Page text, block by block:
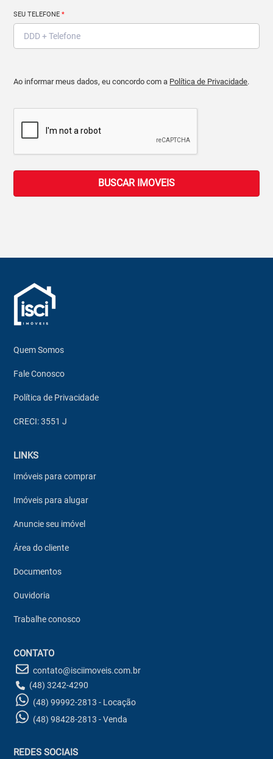
SEU TELEFONE*
Ao informar meus dados, eu concordo com a Política de Privacidade.
BUSCAR IMOVEIS
Quem Somos
Fale Conosco
Política de Privacidade
CRECI: 3551 J
LINKS
Imóveis para comprar
Imóveis para alugar
Anuncie seu imóvel
Área do cliente
Documentos
Ouvidoria
Trabalhe conosco
CONTATO
contato@isciimoveis.com.br
(48) 3242-4290
(48) 99992-2813 - Locação
(48) 98428-2813 - Venda
REDES SOCIAIS